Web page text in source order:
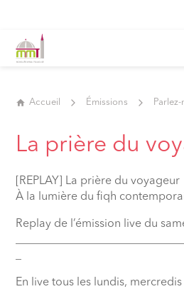
Accueil Émissions
La prière du
[REPLAY] La prière du voyageur
À la lumière du fiqh
Replay de l’émission live du
En live tous les lundis,